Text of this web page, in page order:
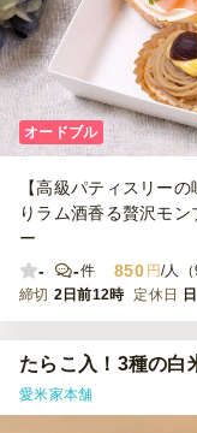
オードブル
【高級パティスリー
りラム酒香る贅沢モ
ー
-
-件 850 円/人（
締切 2日前12時 定休日 日
たらこ入！3種の白
愛米家本舗